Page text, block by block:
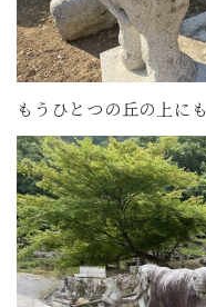
もうひとつの丘の上にも